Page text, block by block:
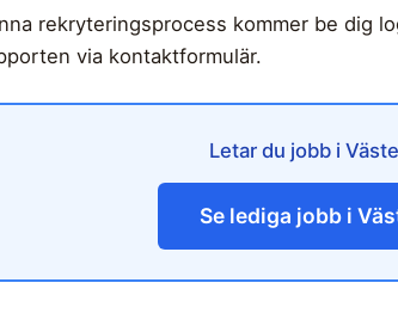
rekryteringsprocess kommer be dig
via kontaktformulär.
Letar du jobb i
Se lediga jobb i